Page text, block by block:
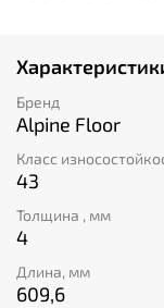
даже через
долголетия? В
используются на
углубляться в
перейдем к
удивительным
помещения.
деталями?
комнаты? В
нужно.
влаге, не
высокой
Бренд
Alpine Floor
Класс
43
Толщина , мм
4
Длина, мм
609,6